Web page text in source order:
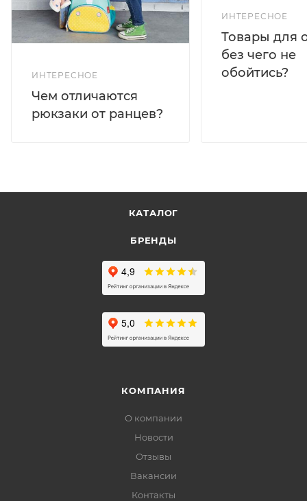
ИНТЕРЕСНОЕ
Чем отличаются
рюкзаки от ранцев?
ИНТЕРЕСНОЕ
Товары для
без чего не
обойтись?
КАТАЛОГ
БРЕНДЫ
КОМПАНИЯ
О компании
Новости
Отзывы
Вакансии
Контакты